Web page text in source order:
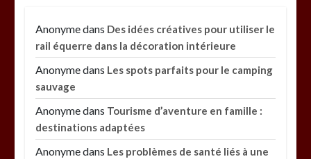
Anonymedans Des idées créatives pour utiliser le
rail équerre dans la décoration intérieure
Anonymedans Les spots parfaits pour le camping
sauvage
Anonymedans Tourisme d’aventure en famille :
destinations adaptées
Anonymedans Les problèmes de santé liés à une